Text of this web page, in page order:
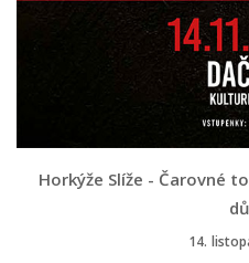
Horkýže Slíže - Čarovné
14.